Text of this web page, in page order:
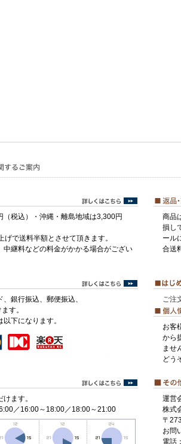
税込）・沖縄・離島地域は3,300円
で送料半額とさせて頂きます。
継料などの料金がかかる場合がござい
商品
損し
ール
合送
銀行振込、郵便振込、
す。
下になります。
ご注
お客
から
ませ
どう
ます。
／16:00～18:00／18:00～21:00
運営
株式
〒
お問
電話